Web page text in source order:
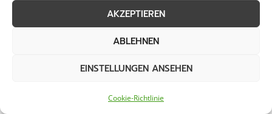
AKZEPTIEREN
ABLEHNEN
EINSTELLUNGEN ANSEHEN
Cookie-Richtlinie
Bausubstanz zu vermeiden und die
Energieeffizienz des Gebäudes zu verbessern.
Dank spezialisierter Unternehmen in Herdecke
fachgerecht gereinigt werden, ohne dabei